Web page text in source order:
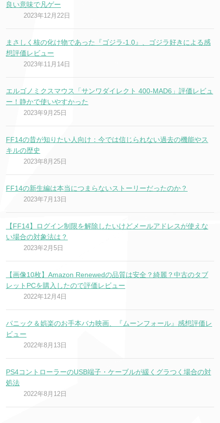
良い意味で凡ゲー
2023年12月22日
まさしく核の化け物であった『ゴジラ-1.0』、ゴジラ好きによる感
想評価レビュー
2023年11月14日
エルゴノミクスマウス「サンワダイレクト 400-MAD6」評価レビュ
ー！静かで使いやすかった
2023年9月25日
FF14の昔が知りたい人向け：今では信じられない過去の機能やス
キルの歴史
2023年8月25日
FF14の新生編は本当につまらないストーリーだったのか？
2023年7月13日
【FF14】ログイン制限を解除したいけどメールアドレスが使えな
い場合の対象法は？
2023年2月5日
【画像10枚】Amazon Renewedの品質は安全？綺麗？中古のタブ
レットPCを購入したので評価レビュー
2022年12月4日
パニック＆娯楽のお手本バカ映画、『ムーンフォール』感想評価レ
ビュー
2022年8月13日
PS4コントローラーのUSB端子・ケーブルが緩くグラつく場合の対
処法
2022年8月12日